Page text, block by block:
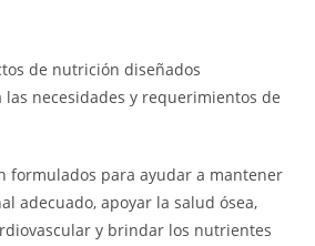
de nutrición diseñados
necesidades y requerimientos de
formulados para ayudar a mantener
adecuado, apoyar la salud ósea,
y brindar los nutrientes